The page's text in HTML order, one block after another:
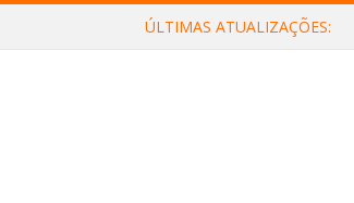
ÚLTIMAS ATUALIZAÇÕES: